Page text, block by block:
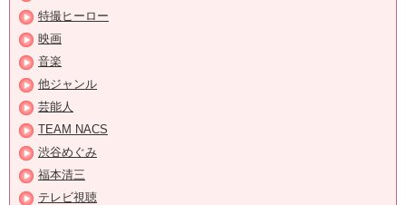
特撮ヒーロー
映画
音楽
他ジャンル
芸能人
TEAM NACS
渋谷めぐみ
福本清三
テレビ視聴